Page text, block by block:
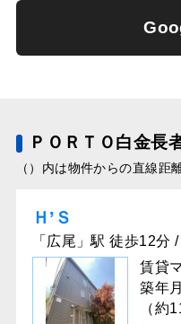
ＰＯＲＴＯ白金長
（）内は物件からの直線距
Ｈ’Ｓ
「広尾」駅 徒歩12分
賃貸
築年
（約